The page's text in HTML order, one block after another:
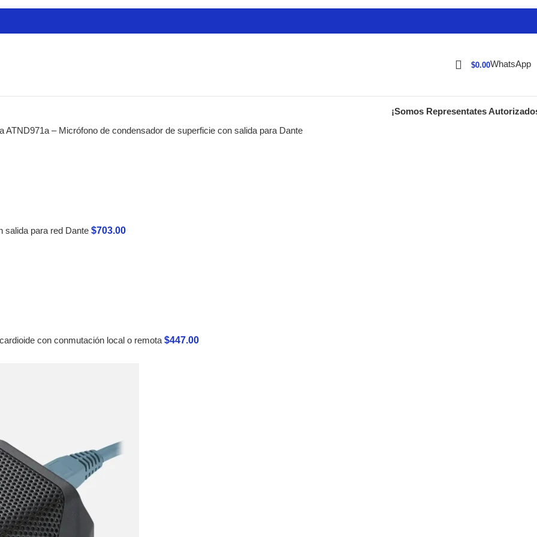
$0.00WhatsApp
Audio
¡Somos Representates
ATND971a – Micrófono de condensador de superficie con salida para Dante
salida para red Dante $703.00
con conmutación local o remota $447.00